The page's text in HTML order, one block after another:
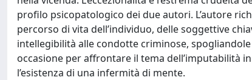
profilo psicopatologico dei due autori. L’autore
percorso di vita dell’individuo, delle soggettive
intellegibilità alle condotte criminose,
occasione per affrontare il tema dell’imputabilità
l’esistenza di una infermità di mente.